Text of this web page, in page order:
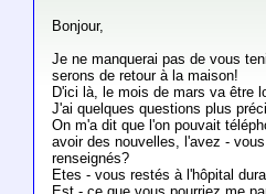
Bonjour,
Je ne manquerai pas de vous
serons de retour à la maison!
D'ici là, le mois de mars va être
J'ai quelques questions plus
On m'a dit que l'on pouvait
avoir des nouvelles, l'avez -
renseignés?
Etes - vous restés à l'hôpital